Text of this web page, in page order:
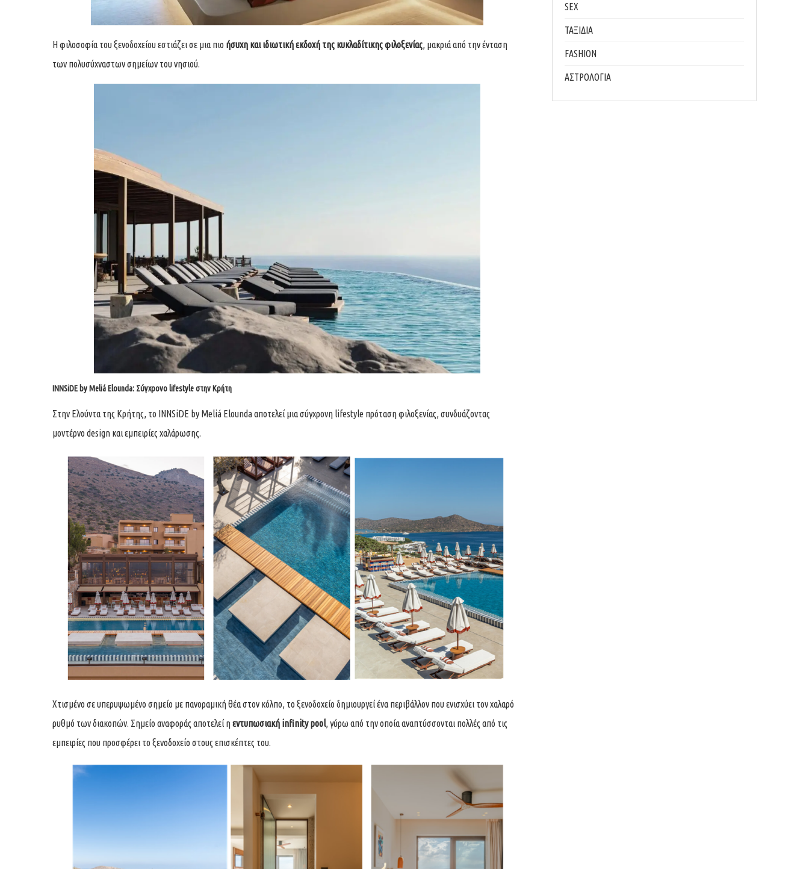
Η φιλοσοφία του ξενοδοχείου εστιάζει σε μια πιο ήσυχη και ιδιωτική εκδοχή της κυκλαδίτικης φιλοξενίας, μακριά από την ένταση
των πολυσύχναστων σημείων του νησιού.
INNSiDE by Meliá Elounda: Σύγχρονο lifestyle στην Κρήτη
Στην Ελούντα της Κρήτης, το INNSiDE by Meliá Elounda αποτελεί μια σύγχρονη lifestyle πρόταση φιλοξενίας, συνδυάζοντας
μοντέρνο design και εμπειρίες χαλάρωσης.
Χτισμένο σε υπερυψωμένο σημείο με πανοραμική θέα στον κόλπο, το ξενοδοχείο δημιουργεί ένα περιβάλλον που ενισχύει τον χαλαρό
ρυθμό των διακοπών. Σημείο αναφοράς αποτελεί ηεντυπωσιακή infinity pool, γύρω από την οποία αναπτύσσονται πολλές από τις
εμπειρίες που προσφέρει το ξενοδοχείο στους επισκέπτες του.
SEX
ΤΑΞΙΔΙΑ
FASHION
ΑΣΤΡΟΛΟΓΙΑ